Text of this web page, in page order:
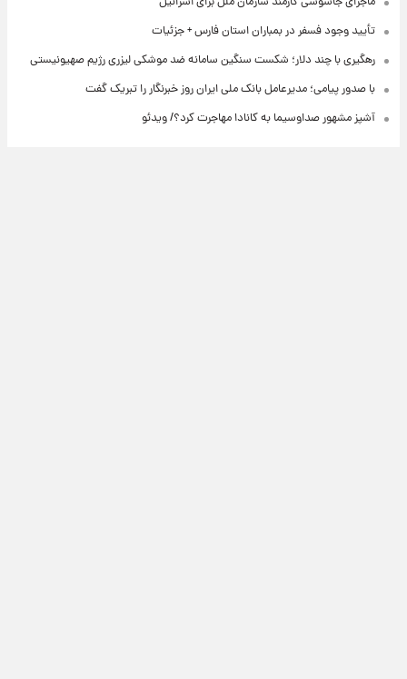
تأیید وجود فسفر در بمباران استان فارس + جزئیات
رهگیری با چند دلار؛ شکست سنگین سامانه ضد موشکی لیزری رژیم صهیونیستی
با صدور پیامی؛ مدیرعامل بانک ملی ایران روز خبرنگار را تبریک گفت
آشپز مشهور صداوسیما به کانادا مهاجرت کرد؟/ ویدئو